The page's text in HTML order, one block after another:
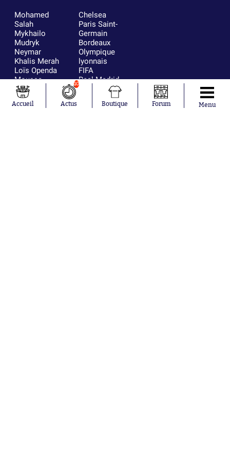
Mohamed
Salah
Mykhailo
Mudryk
Neymar
Khalis Merah
Loïs Openda
Moussa
Niakhaté
Nicolás
Tagliafico
Chelsea
Paris Saint-
Germain
Bordeaux
Olympique
lyonnais
FIFA
Real Madrid
RC Strasbourg
France
Accueil
10
Actus Boutique Forum Menu